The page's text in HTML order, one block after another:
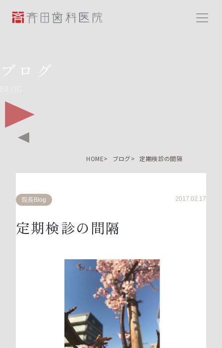
斉田歯科医院
ブログ
HOME ブログ 定期検診の間隔
院長Blog 2017.02.17
定期検診の間隔